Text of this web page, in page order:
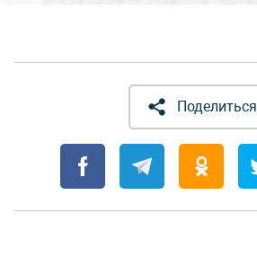
Поделиться